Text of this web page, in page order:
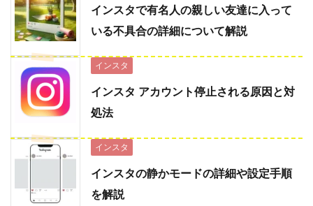
インスタで有名人の親しい友達に入って
いる不具合の詳細について解説
インスタ
インスタ アカウント停止される原因と対
処法
インスタ
インスタの静かモードの詳細や設定手順
を解説